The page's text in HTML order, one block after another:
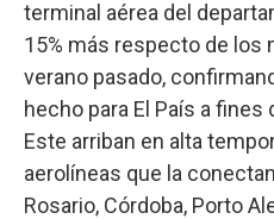
terminal aérea del
15% más respecto de
verano pasado,
hecho para El País a
Este arriban en alta
aerolíneas que la
Rosario, Córdoba, Porto